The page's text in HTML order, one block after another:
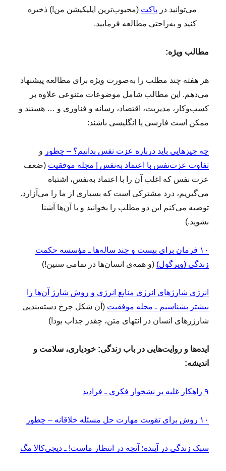
می‌توانید در پاکت (محبوب‌ترین اپلیکیشن من!) ذخیره
کنید و به‌راحتی مطالعه فرمایید.
مطالب ویژه:
هر هفته چند مطلب را به‌صورت ویژه برای مطالعه پیشنهاد
می‌دهم. این مطالب شامل موضوعات متنوعی علاوه بر
کسب‌وکار، مدیریت، اقتصاد، رسانه و فناوری و … هستند و
ممکن است فارسی یا انگلیسی باشند:
چه چیزهایی باید درباره عزت نفس بدانیم؟ – چطور و
تفاوت عزت‌نفس با اعتماد به‌نفس | مجله موفقیت (ضعف
عزت نفس که اغلب آن را با اعتماد به‌نفس، اشتباه
می‌گیریم، درد مشترکی است که بسیاری از ما را می‌آزارد.
توصیه می‌کنم این دو مطلب را بخوانید و با آن‌ها آشنا
بشوید.)
۱۰ فرمان برای بیست‌ و چند ساله‌ها ـ مؤسسه حکمت
زندگی (ویرگول) (و همه‌ی انسان‌ها در تمامی سنین!)
انرژی شارژهای انرژی منابع انرژی و روش شارژ آن‌ها را
بیشتر بشناسیم ـ مجله موفقیت (آن شکل چرخ دسته‌بندیی
شارژرهای انسان در انتهای متن، چقدر جذاب بود!)
ایده‌ها و روایت‌هایی در باب زندگی: خودیاری، سلامت و
اندیشه:
۹ راهکار غلبه بر نشخوار فکری ـ فرادید
۱۰ روش برای تقویت مهارت حل مسئله خلاقانه – چطور
سبک زندگی در آینده؛ آنچه در انتظار ماست! ـ دیجی‌کالا مگ